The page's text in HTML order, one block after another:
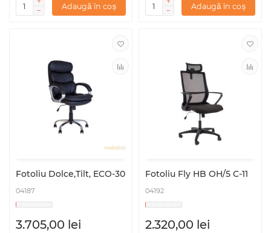
Adaugă în coș Adaugă în coș
Fotoliu Dolce,Tilt, ECO-30
04187
3.705,00 lei
Fotoliu Fly HB OH/5 C-11
04192
2.320,00 lei